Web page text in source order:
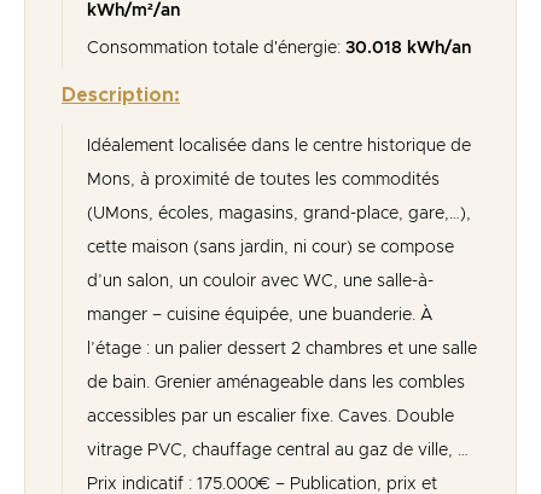
kWh/m²/an
Consommation totale d'énergie: 30.018 kWh/an
Description:
Idéalement localisée dans le centre historique de
Mons, à proximité de toutes les commodités
(UMons, écoles, magasins, grand-place, gare,…),
cette maison (sans jardin, ni cour) se compose
d’un salon, un couloir avec WC, une salle-à-
manger – cuisine équipée, une buanderie. À
l’étage : un palier dessert 2 chambres et une salle
de bain. Grenier aménageable dans les combles
accessibles par un escalier fixe. Caves. Double
vitrage PVC, chauffage central au gaz de ville, …
Prix indicatif : 175.000€ – Publication, prix et